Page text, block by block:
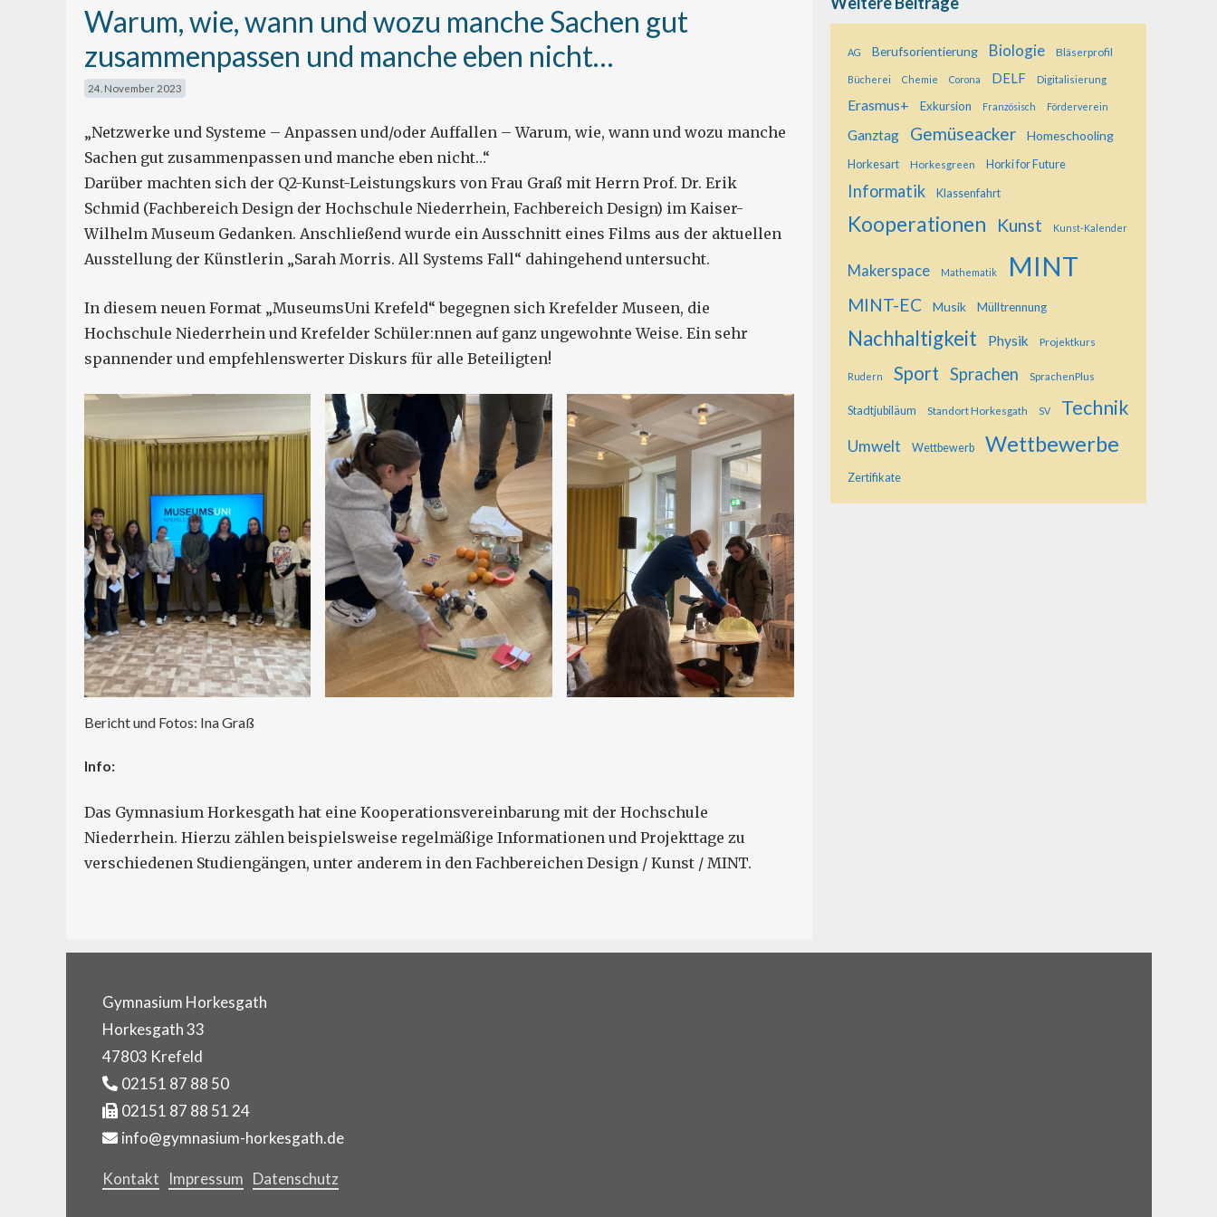
Warum, wie, wann und wozu manche Sachen gut
zusammenpassen und manche eben nicht…
24. November 2023
„Netzwerke und Systeme – Anpassen und/oder Auffallen – Warum, wie, wann und wozu manche
Sachen gut zusammenpassen und manche eben nicht…“
Darüber machten sich der Q2-Kunst-Leistungskurs von Frau Graß mit Herrn Prof. Dr. Erik
Schmid (Fachbereich Design der Hochschule Niederrhein, Fachbereich Design) im Kaiser-
Wilhelm Museum Gedanken. Anschließend wurde ein Ausschnitt eines Films aus der aktuellen
Ausstellung der Künstlerin „Sarah Morris. All Systems Fall“ dahingehend untersucht.
In diesem neuen Format „MuseumsUni Krefeld“ begegnen sich Krefelder Museen, die
Hochschule Niederrhein und Krefelder Schüler:nnen auf ganz ungewohnte Weise. Ein sehr
spannender und empfehlenswerter Diskurs für alle Beteiligten!
Bericht und Fotos: Ina Graß
Info:
Das Gymnasium Horkesgath hat eine Kooperationsvereinbarung mit der Hochschule
Niederrhein. Hierzu zählen beispielsweise regelmäßige Informationen und Projekttage zu
verschiedenen Studiengängen, unter anderem in den Fachbereichen Design / Kunst / MINT.
AG Berufsorientierung Biologie Bläserprofil
Bücherei Chemie Corona DELF Digitalisierung
Erasmus+ Exkursion Französisch Förderverein
Ganztag Gemüseacker Homeschooling
Horkesart Horkesgreen Horki for Future
Informatik Klassenfahrt
Kooperationen Kunst Kunst-Kalender
Makerspace Mathematik MINT
MINT-EC Musik Mülltrennung
Nachhaltigkeit Physik Projektkurs
Rudern Sport Sprachen SprachenPlus
Stadtjubiläum Standort Horkesgath SV Technik
Umwelt Wettbewerb Wettbewerbe
Zertifikate
Gymnasium Horkesgath
Horkesgath 33
47803 Krefeld
02151 87 88 50
02151 87 88 51 24
info@gymnasium-horkesgath.de
Kontakt Impressum Datenschutz